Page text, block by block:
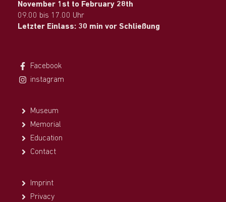
November 1st to February 28th
09.00 bis 17.00 Uhr
Letzter Einlass: 30 min vor Schließung
Facebook
instagram
Museum
Memorial
Education
Contact
Imprint
Privacy